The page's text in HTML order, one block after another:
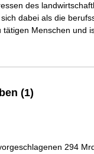
des
dabei als die
Menschen und
(1)
294